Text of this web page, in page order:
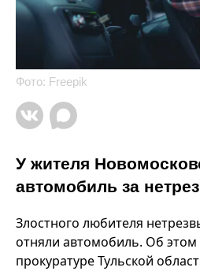
Фото: Freepik
У жителя
автомобиль за
Злостного любителя
отняли автомобиль. Об
прокуратуре Тульской